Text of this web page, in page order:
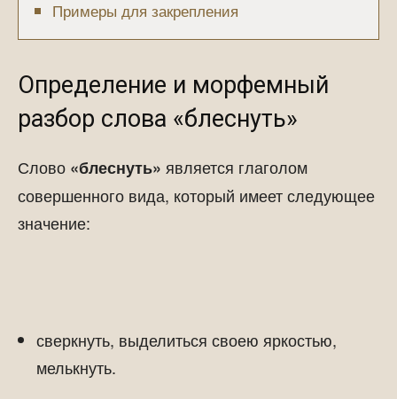
Примеры для закрепления
Определение и морфемный
разбор слова «блеснуть»
Слово «блеснуть» является глаголом
совершенного вида, который имеет следующее
значение:
сверкнуть, выделиться своею яркостью,
мелькнуть.